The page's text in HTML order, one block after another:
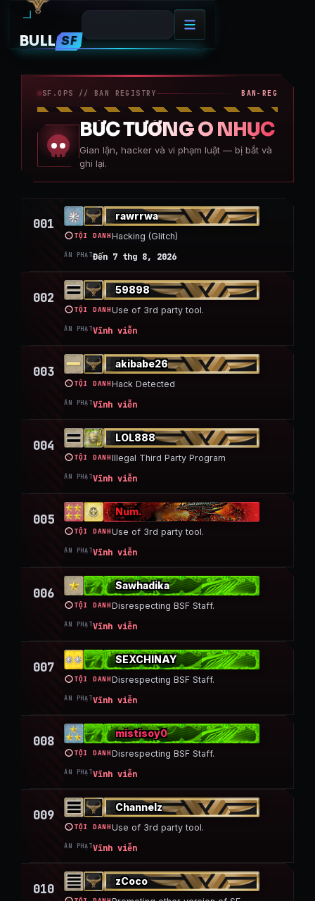
BULL SF
SHAME
SF.OPS // BAN REGISTRY BAN-REG
BỨC TƯỜNG Ô NHỤC
Gian lận, hacker và vi phạm luật — bị bắt và
ghi lại.
001
rawrrwa
TỘI DANHHacking (Glitch)
ÁN PHẠTĐến 7 thg 8, 2026
002
59898
TỘI DANHUse of 3rd party tool.
ÁN PHẠTVĩnh viễn
003
akibabe26
TỘI DANHHack Detected
ÁN PHẠTVĩnh viễn
004
LOL888
TỘI DANHIllegal Third Party Program
ÁN PHẠTVĩnh viễn
005
Num.
TỘI DANHUse of 3rd party tool.
ÁN PHẠTVĩnh viễn
006
Sawhadika
TỘI DANHDisrespecting BSF Staff.
ÁN PHẠTVĩnh viễn
007
SEXCHINAY
TỘI DANHDisrespecting BSF Staff.
ÁN PHẠTVĩnh viễn
008
mistisoy0
TỘI DANHDisrespecting BSF Staff.
ÁN PHẠTVĩnh viễn
009
Channelz
TỘI DANHUse of 3rd party tool.
ÁN PHẠTVĩnh viễn
010
zCoco